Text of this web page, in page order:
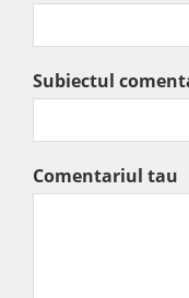
Subiectul
Comentariul tau